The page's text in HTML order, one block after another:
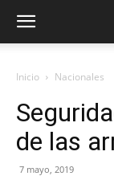
Inicio Nacionales
de las
7 mayo, 2019